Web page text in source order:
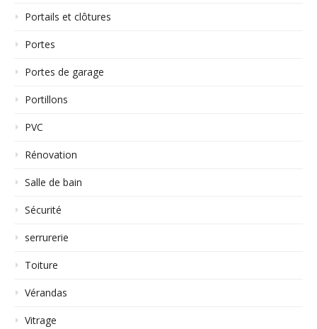
Portails et clôtures
Portes
Portes de garage
Portillons
PVC
Rénovation
Salle de bain
Sécurité
serrurerie
Toiture
Vérandas
Vitrage